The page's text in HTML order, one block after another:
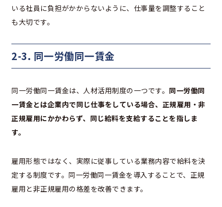
いる社員に負担がかからないように、仕事量を調整すること
も大切です。
2-3. 同一労働同一賃金
同一労働同一賃金は、人材活用制度の一つです。 同一労働同
一賃金とは企業内で同じ仕事をしている場合、正規雇用・非
正規雇用にかかわらず、同じ給料を支給することを指しま
す。
雇用形態ではなく、実際に従事している業務内容で給料を決
定する制度です。同一労働同一賃金を導入することで、正規
雇用と非正規雇用の格差を改善できます。